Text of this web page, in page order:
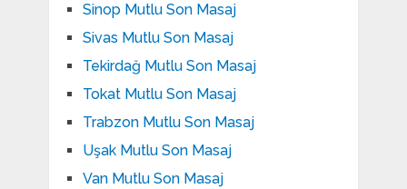
Sinop Mutlu Son Masaj
Sivas Mutlu Son Masaj
Tekirdağ Mutlu Son Masaj
Tokat Mutlu Son Masaj
Trabzon Mutlu Son Masaj
Uşak Mutlu Son Masaj
Van Mutlu Son Masaj